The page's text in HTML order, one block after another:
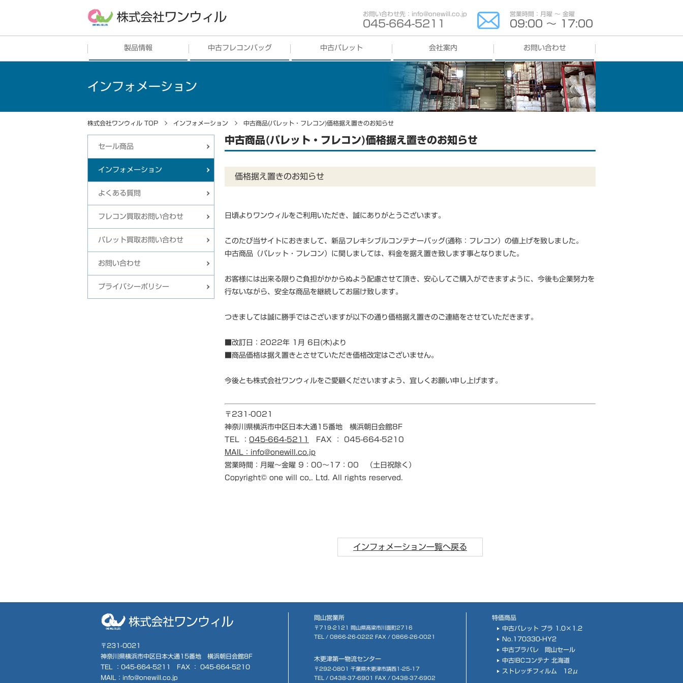
お問い合わせ先：info@onewill.co.jp
045-664-5211
営業時間：月曜 〜 金曜
09:00 〜 17:00
製品情報
土のう・ガラ袋
プラスチックリサイクル
その他
中古フレコンバッグ 中古パレット 会社案内
歩み
会社概要
拠点紹介
お問い合わせ
よくある質問
インフォメーション
株式会社ワンウィル TOP インフォメーション 中古商品(パレット・フレコン)価格据え置きのお知らせ
中古商品(パレット・フレコン)価格据え置きのお知らせ
価格据え置きのお知らせ
日頃よりワンウィルをご利用いただき、誠にありがとうございます。
このたび当サイトにおきまして、新品フレキシブルコンテナーバッグ(通称：フレコン）の値上げを致しました。
中古商品（パレット・フレコン）に関しましては、料金を据え置き致します事となりました。
お客様には出来る限りご負担がかからぬよう配慮させて頂き、安心してご購入ができますように、今後も企業努力を
行ないながら、安全な商品を継続してお届け致します。
つきましては誠に勝手ではございますが以下の通り価格据え置きのご連絡をさせていただきます。
■改訂日：2022年 1月 6日(木)より
■商品価格は据え置きとさせていただき価格改定はございません。
今後とも株式会社ワンウィルをご愛顧くださいますよう、宜しくお願い申し上げます。
〒231-0021
神奈川県横浜市中区日本大通15番地 横浜朝日会館8F
TEL ： 045-664-5211
FAX ： 045-664-5210
MAIL：info@onewill.co.jp
営業時間：月曜～金曜 9：00～17：00 （土日祝除く）
Copyright© one will co,. Ltd. All rights reserved.
インフォメーション一覧へ戻る
セール商品
インフォメーション
よくある質問
フレコン買取お問い合わせ
パレット買取お問い合わせ
お問い合わせ
プライバシーポリシー
〒231-0021
神奈川県横浜市中区日本大通15番地 横浜朝日会館8F
TEL ： 045-664-5211
FAX ： 045-664-5210
MAIL：info@onewill.co.jp
岡山営業所
〒719-2121 岡山県高梁市川面町2716
TEL / 0866-26-0222 FAX / 0866-26-0021
木更津第一物流センター
〒292-0801 千葉県木更津市請西1-25-17
TEL / 0438-37-6901 FAX / 0438-37-6902
特価商品
中古パレット プラ 1.0×1.2
No.170330-HY2
中古プラパレ 岡山セール
中古IBCコンテナ 北海道
ストレッチフィルム 12μ